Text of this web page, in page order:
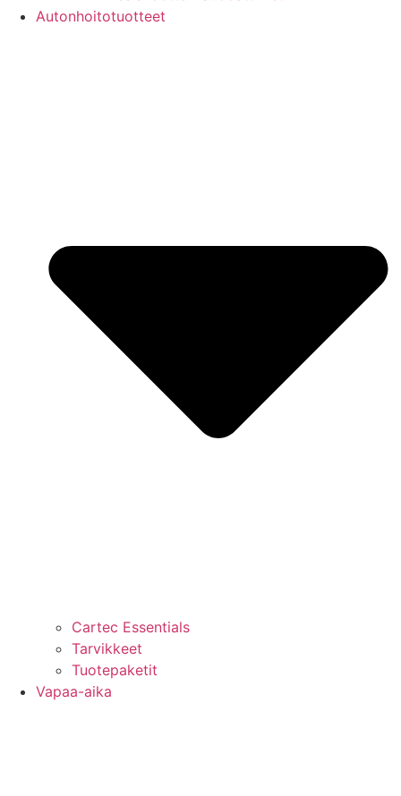
Autonhoitotuotteet
Cartec Essentials
Tarvikkeet
Tuotepaketit
Vapaa-aika